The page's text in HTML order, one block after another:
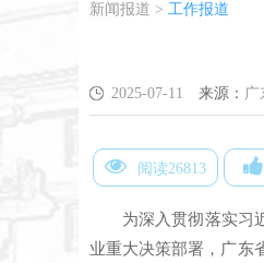
新闻报道 > 工作报道
2025-07-11 来源： 广
阅读26813
为深入贯彻落实习
业重大决策部署，广东